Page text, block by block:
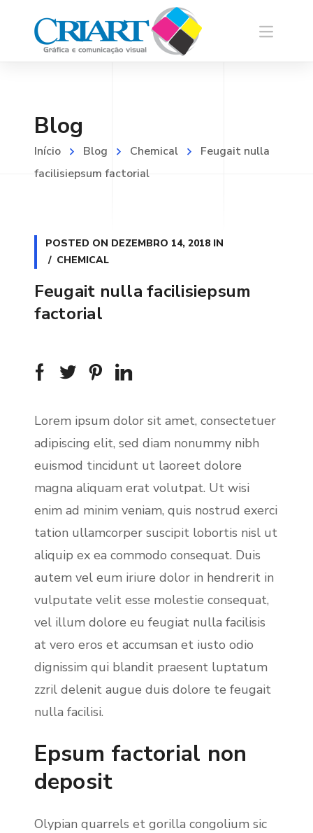
Blog
Início Blog Chemical
Feugait nulla
facilisiepsum factorial
POSTED ON DEZEMBRO 14, 2018IN
CHEMICAL
Feugait nulla facilisiepsum
factorial
Lorem ipsum dolor sit amet, consectetuer
adipiscing elit, sed diam nonummy nibh
euismod tincidunt ut laoreet dolore
magna aliquam erat volutpat. Ut wisi
enim ad minim veniam, quis nostrud exerci
tation ullamcorper suscipit lobortis nisl ut
aliquip ex ea commodo consequat. Duis
autem vel eum iriure dolor in hendrerit in
vulputate velit esse molestie consequat,
vel illum dolore eu feugiat nulla facilisis
at vero eros et accumsan et iusto odio
dignissim qui blandit praesent luptatum
zzril delenit augue duis dolore te feugait
nulla facilisi.
Epsum factorial non
deposit
Olypian quarrels et gorilla congolium sic